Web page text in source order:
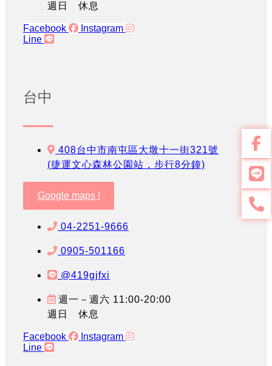
週日 休息
Facebook
Instagram
Line
台中
408台中市南屯區大墩十一街321號
(捷運文心森林公園站，步行8分鐘)
Google maps !
04-2251-9666
0905-501166
@419gjfxi
週一－週六 11:00-20:00
週日 休息
Facebook
Instagram
Line